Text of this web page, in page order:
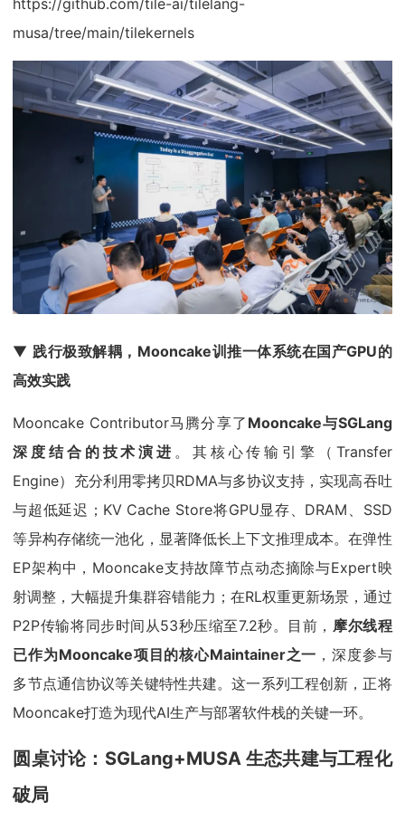
https://github.com/tile-ai/tilelang-
musa/tree/main/tilekernels
▼ 践行极致解耦，Mooncake训推一体系统在国产GPU的
高效实践
Mooncake Contributor马腾分享了 Mooncake与SGLang
深度结合的技术演进 。其核心传输引擎（Transfer
Engine）充分利用零拷贝RDMA与多协议支持，实现高吞吐
与超低延迟；KV Cache Store将GPU显存、DRAM、SSD
等异构存储统一池化，显著降低长上下文推理成本。在弹性
EP架构中，Mooncake支持故障节点动态摘除与Expert映
射调整，大幅提升集群容错能力；在RL权重更新场景，通过
P2P传输将同步时间从53秒压缩至7.2秒。目前， 摩尔线程
已作为Mooncake项目的核心Maintainer之一 ，深度参与
多节点通信协议等关键特性共建。这一系列工程创新，正将
Mooncake打造为现代AI生产与部署软件栈的关键一环。
圆桌讨论： SGLang+MUSA 生态共建与工程化
破局